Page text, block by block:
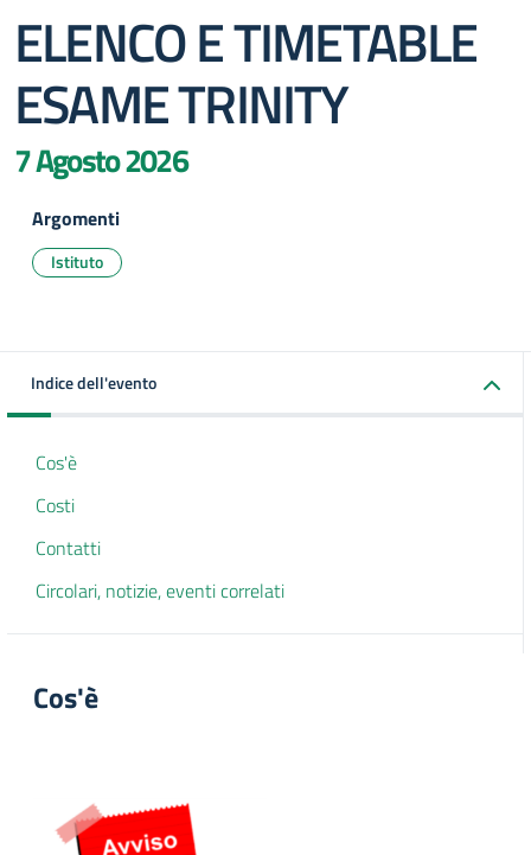
ELENCO E TIMETABLE
ESAME TRINITY
7 Agosto 2026
Argomenti
Istituto
Indice dell'evento
Cos'è
Costi
Contatti
Circolari, notizie, eventi correlati
Cos'è